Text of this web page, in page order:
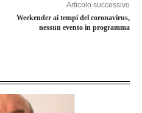
Articolo successivo
Weekender ai tempi del coronavirus,
nessun evento in programma